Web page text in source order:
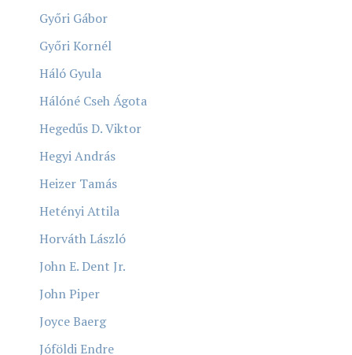
Győri Gábor
Győri Kornél
Háló Gyula
Hálóné Cseh Ágota
Hegedűs D. Viktor
Hegyi András
Heizer Tamás
Hetényi Attila
Horváth László
John E. Dent Jr.
John Piper
Joyce Baerg
Jóföldi Endre